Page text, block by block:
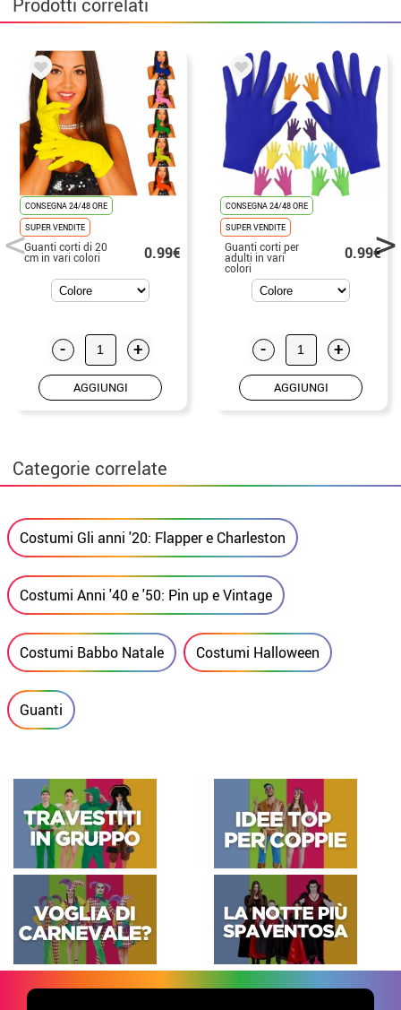
CONSEGNA 24/48 ORE
SUPER VENDITE
Guanti corti di 20
cm in vari colori 0.99€
- +
AGGIUNGI
CONSEGNA 24/48 ORE
SUPER VENDITE
Guanti corti per
adulti in vari
colori
0.99€
- +
AGGIUNGI
Categorie correlate
Costumi Gli anni '20: Flapper e Charleston
Costumi Anni '40 e '50: Pin up e Vintage
Costumi Babbo Natale Costumi Halloween
Guanti